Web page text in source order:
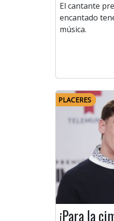
El cantante
encantado
música.
PLACERES
¡Para la